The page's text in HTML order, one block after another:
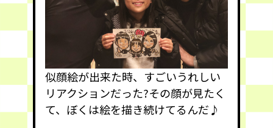
似顔絵が出来た時、すごいうれしい
リアクションだった?その顔が見たく
て、ぼくは絵を描き続けてるんだ♪